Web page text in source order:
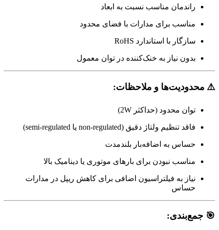
راندمان مناسب نسبت به ابعاد
مناسب برای مدارات با فضای محدود
سازگار با استاندارد RoHS
بدون نیاز به خنک‌کننده در توان معمول
⚠️ محدودیت‌ها و ملاحظات:
توان محدود (حداکثر 2W)
فاقد تنظیم ولتاژ دقیق (non-regulated یا semi-regulated)
حساس به اضافه‌بار بلندمدت
مناسب نبودن برای بارهای موتوری یا دینامیک بالا
نیاز به فیلتراسیون اضافی برای کاهش ریپل در مدارات
حساس
🎯 جمع‌بندی: